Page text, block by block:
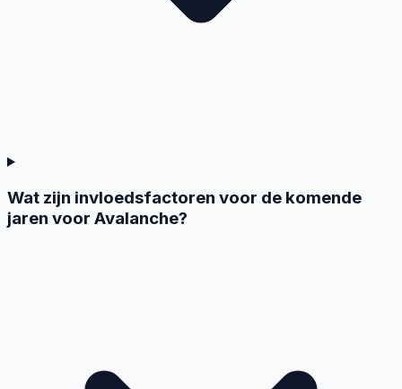
Wat zijn invloedsfactoren voor de komende
jaren voor Avalanche?